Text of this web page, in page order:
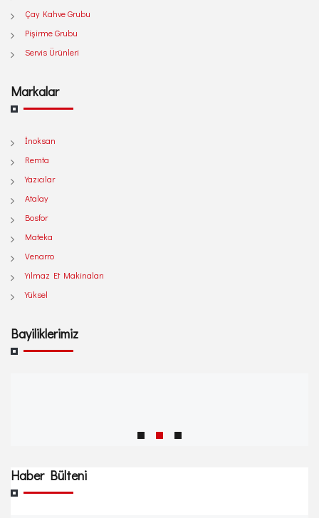
Çay Kahve Grubu
Pişirme Grubu
Servis Ürünleri
Markalar
İnoksan
Remta
Yazıcılar
Atalay
Bosfor
Mateka
Venarro
Yılmaz Et Makinaları
Yüksel
Bayiliklerimiz
Haber Bülteni